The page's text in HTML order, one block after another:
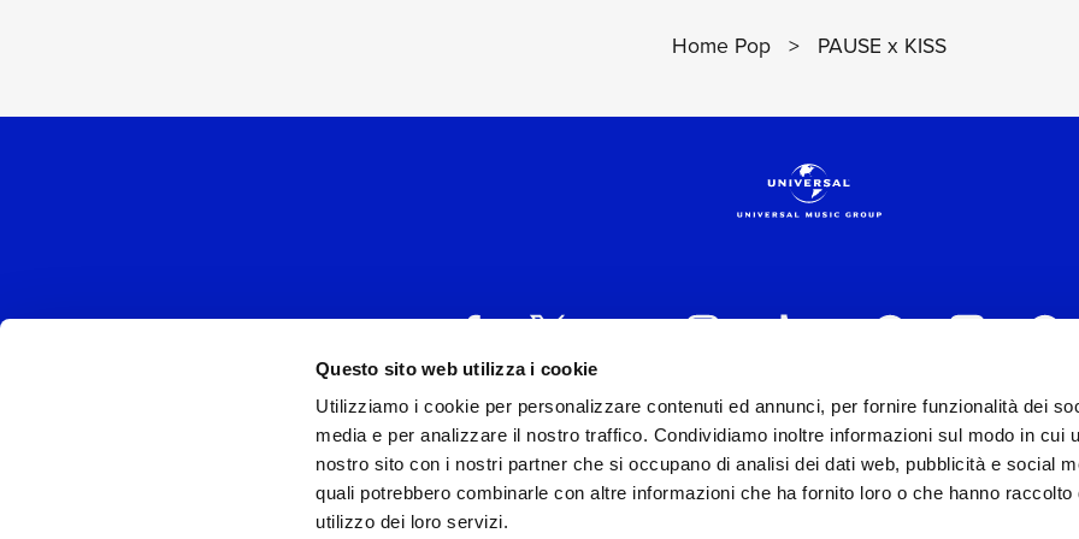
Questo sito web utilizza i cookie
Utilizziamo i cookie per personalizzare contenuti ed annunci, per fornire funzionalità dei
media e per analizzare il nostro traffico. Condividiamo inoltre informazioni sul modo in cui
nostro sito con i nostri partner che si occupano di analisi dei dati web, pubblicità e social
quali potrebbero combinarle con altre informazioni che ha fornito loro o che hanno raccolto
utilizzo dei loro servizi.
Home Pop > PAUSE x KISS
UNIVERSAL MUSIC ITALIA s.r.l. (Società con unico socio) | Via Nervesa,
P.IVA IT03802730154 Iscritta al REA di Milano con il numero 966135 in
Capitale sociale Euro 2.000.000 interamente versato.
Universal Music Italia, nel rispetto delle best practices in tema di corporate compliance ed al fine di